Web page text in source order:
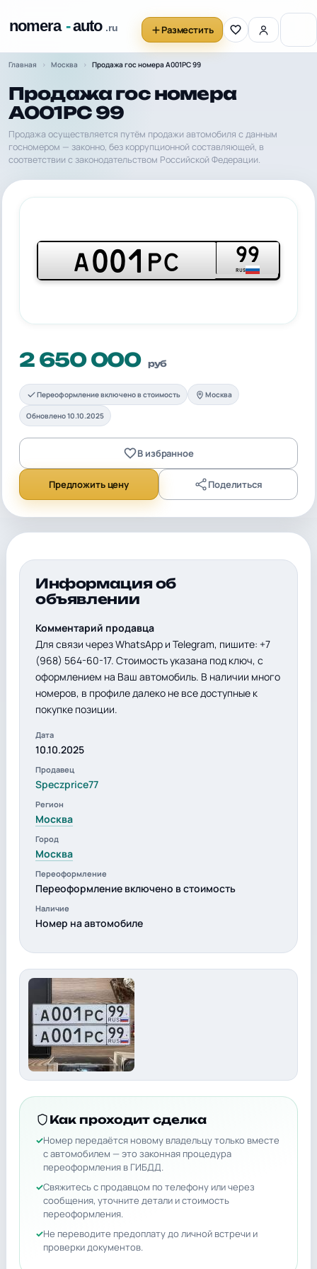
Разместить
Главная Москва Продажа гос номера А001РС 99
Продажа гос номера
А001РС 99
Продажа осуществляется путём продажи автомобиля с данным
госномером — законно, без коррупционной составляющей, в
соответствии с законодательством Российской Федерации.
А001РС 99
RUS
2 650 000 руб
Переоформление включено в стоимость Москва
Обновлено 10.10.2025
В избранное
Предложить цену Поделиться
Информация об
объявлении
Комментарий продавца
Для связи через WhatsApp и Telegram, пишите: +7
(968) 564-60-17. Стоимость указана под ключ, с
оформлением на Ваш автомобиль. В наличии много
номеров, в профиле далеко не все доступные к
покупке позиции.
Дата
10.10.2025
Продавец
Speczprice77
Регион
Москва
Город
Москва
Переоформление
Переоформление включено в стоимость
Наличие
Номер на автомобиле
Как проходит сделка
Номер передаётся новому владельцу только вместе
с автомобилем — это законная процедура
переоформления в ГИБДД.
Свяжитесь с продавцом по телефону или через
сообщения, уточните детали и стоимость
переоформления.
Не переводите предоплату до личной встречи и
проверки документов.